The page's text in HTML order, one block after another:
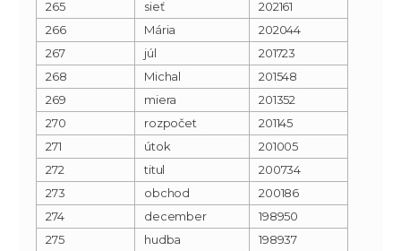
265
sieť
202161
266
Mária
202044
267
júl
201723
268
Michal
201548
269
miera
201352
270
rozpočet
201145
271
útok
201005
272
titul
200734
273
obchod
200186
274
december
198950
275
hudba
198937